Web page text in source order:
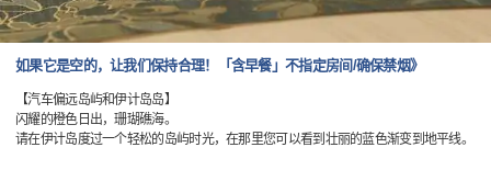
如果它是空的，让我们保持合理！「含早餐」不指定房间/确保禁烟》
【汽车偏远岛屿和伊计岛岛】
闪耀的橙色日出，珊瑚礁海。
请在伊计岛度过一个轻松的岛屿时光，在那里您可以看到壮丽的蓝色渐变到地平线。